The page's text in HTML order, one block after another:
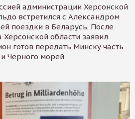
администрации Херсонской
встретился с Александром
поездки в Беларусь. После
Херсонской области заявил
готов передать Минску часть
Черного морей